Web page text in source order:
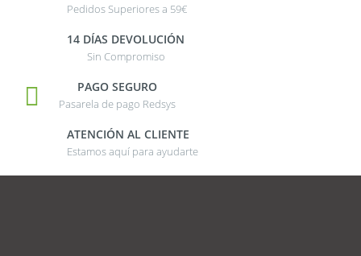
Pedidos Superiores a 59€
14 DÍAS DEVOLUCIÓN
Sin Compromiso
PAGO SEGURO
Pasarela de pago Redsys
ATENCIÓN AL CLIENTE
Estamos aquí para ayudarte